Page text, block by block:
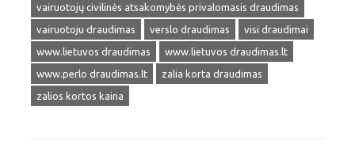
vairuotojų civilinės atsakomybės privalomasis draudimas
vairuotoju draudimas
verslo draudimas
visi draudimai
www.lietuvos draudimas
www.lietuvos draudimas.lt
www.perlo draudimas.lt
zalia korta draudimas
zalios kortos kaina